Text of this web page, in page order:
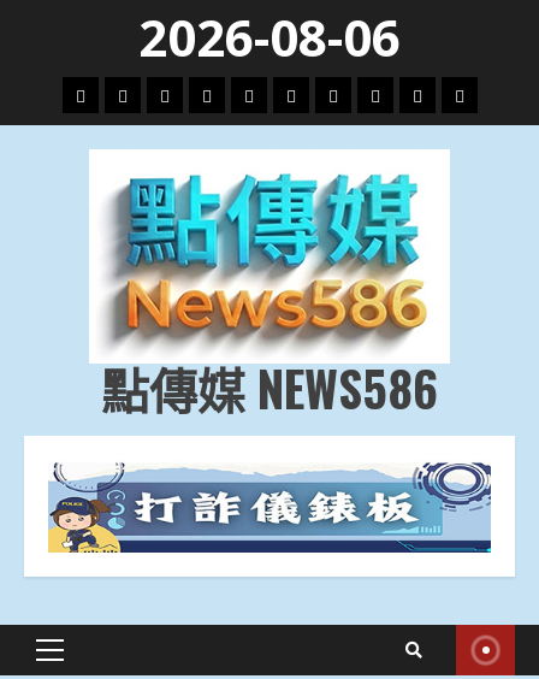
content
2026-08-06
頭
條
財
經
地
方.
會
文
教.
技
專
題
娛
樂
劇
政
治
國
際
運
動
生
活
點傳媒 NEWS586
Primary